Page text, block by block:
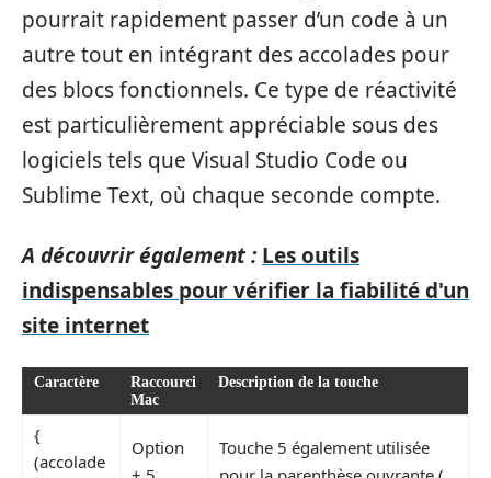
pourrait rapidement passer d’un code à un
autre tout en intégrant des accolades pour
des blocs fonctionnels. Ce type de réactivité
est particulièrement appréciable sous des
logiciels tels que Visual Studio Code ou
Sublime Text, où chaque seconde compte.
A découvrir également : Les outils
indispensables pour vérifier la fiabilité d'un
site internet
Caractère
Raccourci
Mac
Description de la touche
{
(accolade
Option
Touche 5 également utilisée